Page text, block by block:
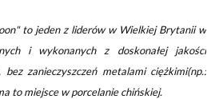
to jeden z liderów w Wielkiej Brytanii w
i wykonanych z doskonałej jakości
zanieczyszczeń metalami ciężkimi(np.:
to miejsce w porcelanie chińskiej.